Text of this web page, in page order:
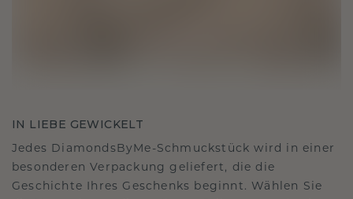
IN LIEBE GEWICKELT
Jedes DiamondsByMe-Schmuckstück wird in einer
besonderen Verpackung geliefert, die die
Geschichte Ihres Geschenks beginnt. Wählen Sie